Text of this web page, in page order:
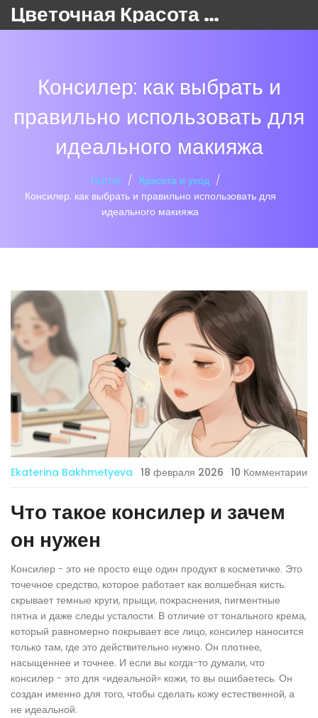
Цветочная Красота 24
Консилер: как выбрать и
правильно использовать для
идеального макияжа
Home
Красота и уход
Консилер: как выбрать и правильно использовать для
идеального макияжа
Ekaterina Bakhmetyeva 18 февраля 2026 10 Комментарии
Что такое консилер и зачем
он нужен
Консилер - это не просто еще один продукт в косметичке. Это
точечное средство, которое работает как волшебная кисть:
скрывает темные круги, прыщи, покраснения, пигментные
пятна и даже следы усталости. В отличие от тонального крема,
который равномерно покрывает все лицо, консилер наносится
только там, где это действительно нужно. Он плотнее,
насыщеннее и точнее. И если вы когда-то думали, что
консилер - это для «идеальной» кожи, то вы ошибаетесь. Он
создан именно для того, чтобы сделать кожу естественной, а
не идеальной.